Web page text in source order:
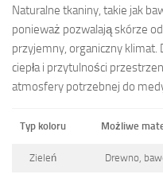
Naturalne tkaniny, takie jak
ponieważ pozwalają skórze
przyjemny, organiczny klimat.
ciepła i przytulności
atmosfery potrzebnej do
Typ koloru Możliwe
Zieleń Drewno,